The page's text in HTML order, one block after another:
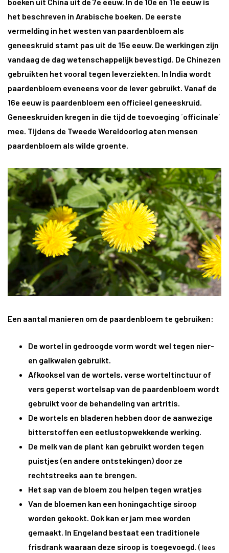
het beschreven in Arabische boeken. De eerste
vermelding in het westen van paardenbloem als
geneeskruid stamt pas uit de 15e eeuw. De werkingen zijn
vandaag de dag wetenschappelijk bevestigd. De Chinezen
gebruikten het vooral tegen leverziekten. In India wordt
paardenbloem eveneens voor de lever gebruikt. Vanaf de
16e eeuw is paardenbloem een officieel geneeskruid.
Geneeskruiden kregen in die tijd de toevoeging ´officinale´
mee. Tijdens de Tweede Wereldoorlog aten mensen
paardenbloem als wilde groente.
Een aantal manieren om de paardenbloem te gebruiken:
De wortel in gedroogde vorm wordt wel tegen nier-
en galkwalen gebruikt.
Afkooksel van de wortels, verse worteltinctuur of
vers geperst wortelsap van de paardenbloem wordt
gebruikt voor de behandeling van artritis.
De wortels en bladeren hebben door de aanwezige
bitterstoffen een eetlustopwekkende werking.
De melk van de plant kan gebruikt worden tegen
puistjes (en andere ontstekingen) door ze
rechtstreeks aan te brengen.
Het sap van de bloem zou helpen tegen wratjes
Van de bloemen kan een honingachtige siroop
worden gekookt. Ook kan er jam mee worden
gemaakt. In Engeland bestaat een traditionele
frisdrank waaraan deze siroop is toegevoegd. ( lees